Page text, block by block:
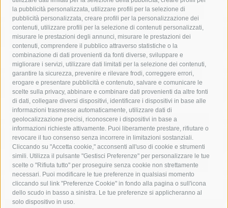
la pubblicità personalizzata, utilizzare profili per la selezione di
pubblicità personalizzata, creare profili per la personalizzazione dei
contenuti, utilizzare profili per la selezione di contenuti personalizzati,
misurare le prestazioni degli annunci, misurare le prestazioni dei
contenuti, comprendere il pubblico attraverso statistiche o la
combinazione di dati provenienti da fonti diverse, sviluppare e
migliorare i servizi, utilizzare dati limitati per la selezione dei contenuti,
garantire la sicurezza, prevenire e rilevare frodi, correggere errori,
erogare e presentare pubblicità e contenuto, salvare e comunicare le
scelte sulla privacy, abbinare e combinare dati provenienti da altre fonti
di dati, collegare diversi dispositivi, identificare i dispositivi in base alle
informazioni trasmesse automaticamente, utilizzare dati di
geolocalizzazione precisi, riconoscere i dispositivi in base a
informazioni richieste attivamente. Puoi liberamente prestare, rifiutare o
revocare il tuo consenso senza incorrere in limitazioni sostanziali.
Cliccando su "Accetta cookie," acconsenti all'uso di cookie e strumenti
simili. Utilizza il pulsante "Gestisci Preferenze" per personalizzare le tue
scelte o "Rifiuta tutto" per proseguire senza cookie non strettamente
necessari. Puoi modificare le tue preferenze in qualsiasi momento
cliccando sul link "Preferenze Cookie" in fondo alla pagina o sull'icona
dello scudo in basso a sinistra. Le tue preferenze si applicheranno al
solo dispositivo in uso.
Asl Napoli 3 sud
capitaneria di porto capri
carabinieri
castellammare di stabia
circumvesuviana
comune di sorrento
concerto
contagi
costiera amalfitana
covid-19 eav
elezioni
fondazione sorrento
gori guardia costiera
incidente
lavori
lorenzo balducelli mare
massa lubrense
massimo coppola
Meta napoli
ordinanza
penisola sorrentina
piano di sorrento
polizia municipale
protezione civile
Regione Campania
sant'agnello
sindaco cuomo
sorrento studenti temporali
treni
turismo
Vico Equense villa fiorentino vincenzo de luca